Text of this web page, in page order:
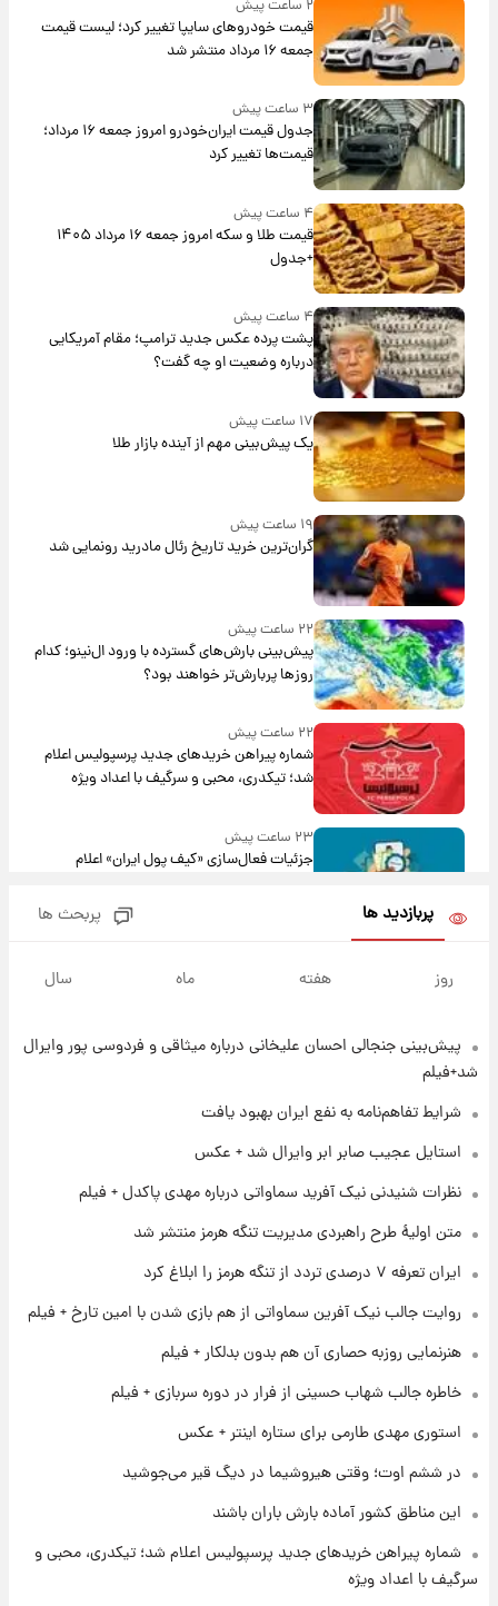
۲ ساعت پیش
قیمت خودروهای سایپا تغییر کرد؛ لیست قیمت
جمعه ۱۶ مرداد منتشر شد
۳ ساعت پیش
جدول قیمت ایران‌خودرو امروز جمعه ۱۶ مرداد؛
قیمت‌ها تغییر کرد
۴ ساعت پیش
قیمت طلا و سکه امروز جمعه ۱۶ مرداد ۱۴۰۵
+جدول
۴ ساعت پیش
پشت پرده عکس جدید ترامپ؛ مقام آمریکایی
درباره وضعیت او چه گفت؟
۱۷ ساعت پیش
یک پیش‌بینی مهم از آینده بازار طلا
۱۹ ساعت پیش
گران‌ترین خرید تاریخ رئال مادرید رونمایی شد
۲۲ ساعت پیش
پیش‌بینی بارش‌های گسترده با ورود ال‌نینو؛ کدام
روزها پربارش‌تر خواهند بود؟
۲۲ ساعت پیش
شماره پیراهن خریدهای جدید پرسپولیس اعلام
شد؛ تیکدری، محبی و سرگیف با اعداد ویژه
۲۳ ساعت پیش
جزئیات فعال‌سازی «کیف پول ایران» اعلام
امروز پنجشنبه ۱۵ مرداد ۱۴۰۵ +جدول
۱ روز پیش
۱ روز پیش
شد
شرایط تازه فروش اقساطی سایپا اعلام شد؛
بلندمدت + جدول
۱ روز پیش
قیمت سکه و طلا فردا
فال حافظ پنجشنبه ۱۵ مرداد ماه ۱۴۰۵
پربازدید ها پربحث ها
روز هفته ماه سال
پیش‌بینی جنجالی احسان علیخانی درباره میثاقی و فردوسی پور وایرال
شد+فیلم
شرایط تفاهم‌نامه به نفع ایران بهبود یافت
استایل عجیب صابر ابر وایرال شد + عکس
نظرات شنیدنی نیک آفرید سماواتی درباره مهدی پاکدل + فیلم
متن اولیۀ طرح راهبردی مدیریت تنگه هرمز منتشر شد
ایران تعرفه ۷ درصدی تردد از تنگه هرمز را ابلاغ کرد
روایت جالب نیک آفرین سماواتی از هم بازی شدن با امین تارخ + فیلم
هنرنمایی روزبه حصاری آن هم بدون بدلکار + فیلم
خاطره جالب شهاب حسینی از فرار در دوره سربازی + فیلم
استوری مهدی طارمی برای ستاره اینتر + عکس
در ششم اوت؛ وقتی هیروشیما در دیگ قیر می‌جوشید
این مناطق کشور آماده بارش باران باشند
شماره پیراهن خریدهای جدید پرسپولیس اعلام شد؛ تیکدری، محبی و
سرگیف با اعداد ویژه